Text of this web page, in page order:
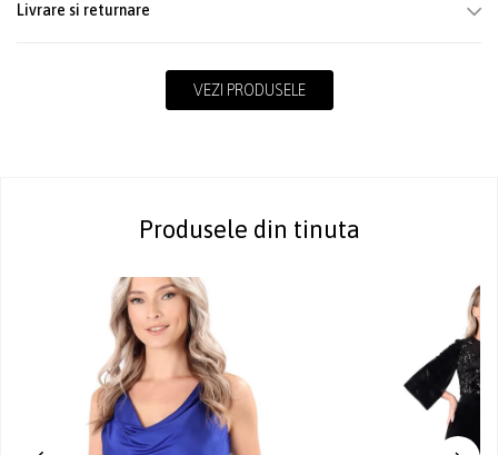
Livrare si returnare
VEZI PRODUSELE
Produsele din tinuta